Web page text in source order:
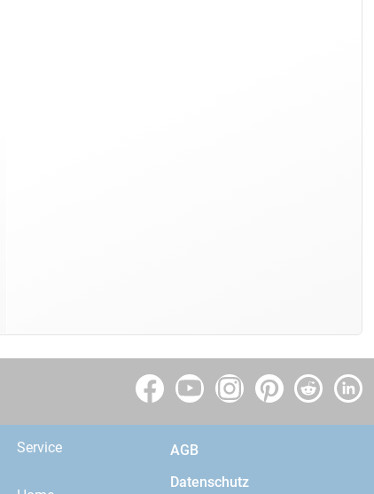
Service
AGB
Datenschutz